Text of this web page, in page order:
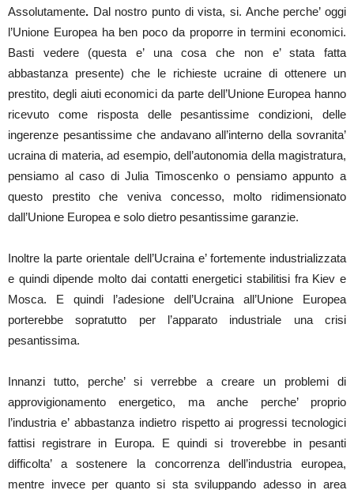
Assolutamente. Dal nostro punto di vista, si. Anche perche’ oggi
l’Unione Europea ha ben poco da proporre in termini economici.
Basti vedere (questa e’ una cosa che non e’ stata fatta
abbastanza presente) che le richieste ucraine di ottenere un
prestito, degli aiuti economici da parte dell’Unione Europea hanno
ricevuto come risposta delle pesantissime condizioni, delle
ingerenze pesantissime che andavano all’interno della sovranita’
ucraina di materia, ad esempio, dell’autonomia della magistratura,
pensiamo al caso di Julia Timoscenko o pensiamo appunto a
questo prestito che veniva concesso, molto ridimensionato
dall’Unione Europea e solo dietro pesantissime garanzie.
Inoltre la parte orientale dell’Ucraina e’ fortemente industrializzata
e quindi dipende molto dai contatti energetici stabilitisi fra Kiev e
Mosca. E quindi l’adesione dell’Ucraina all’Unione Europea
porterebbe sopratutto per l’apparato industriale una crisi
pesantissima.
Innanzi tutto, perche’ si verrebbe a creare un problemi di
approvigionamento energetico, ma anche perche’ proprio
l’industria e’ abbastanza indietro rispetto ai progressi tecnologici
fattisi registrare in Europa. E quindi si troverebbe in pesanti
difficolta’ a sostenere la concorrenza dell’industria europea,
mentre invece per quanto si sta sviluppando adesso in area